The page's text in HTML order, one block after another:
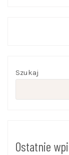
Szukaj
Ostatnie